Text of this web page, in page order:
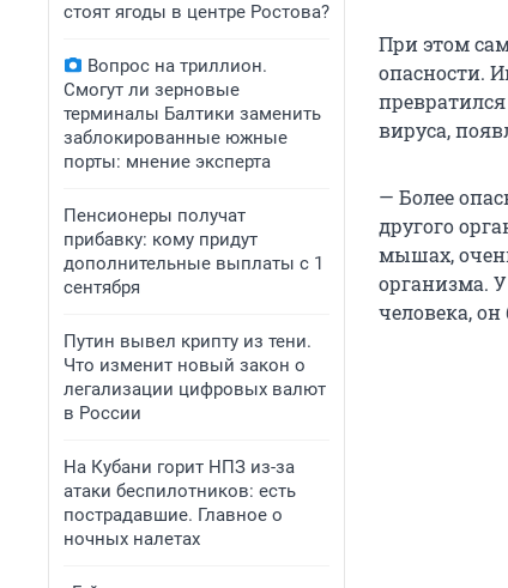
стоят ягоды в центре Ростова?
Вопрос на триллион.
Смогут ли зерновые
терминалы Балтики заменить
заблокированные южные
порты: мнение эксперта
Пенсионеры получат
прибавку: кому придут
дополнительные выплаты с 1
сентября
Путин вывел крипту из тени.
Что изменит новый закон о
легализации цифровых валют
в России
На Кубани горит НПЗ из-за
атаки беспилотников: есть
пострадавшие. Главное о
ночных налетах
При этом
опасности.
вируса,
— Более
другого
мышах,
организма. У
человека, он